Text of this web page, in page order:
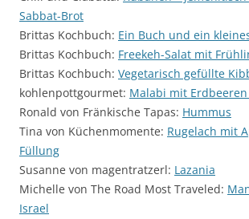
Sabbat-Brot
Brittas Kochbuch: Ein Buch und ein
Brittas Kochbuch: Freekeh-Salat mit
Brittas Kochbuch: Vegetarisch gefüllte
kohlenpottgourmet: Malabi mit
Ronald von Fränkische Tapas: Hummus
Tina von Küchenmomente: Rugelach mit
Füllung
Susanne von magentratzerl: Lazania
Michelle von The Road Most Traveled:
Israel